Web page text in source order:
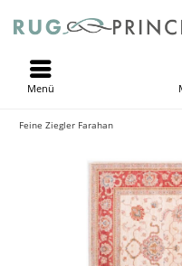
Menü
Feine Ziegler Farahan